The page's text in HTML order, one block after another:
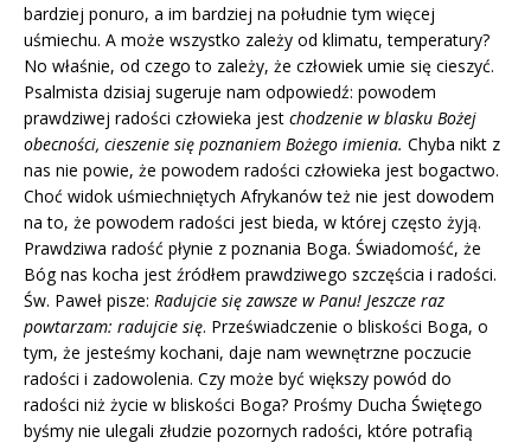
bardziej ponuro, a im bardziej na południe tym więcej
uśmiechu. A może wszystko zależy od klimatu, temperatury?
No właśnie, od czego to zależy, że człowiek umie się cieszyć.
Psalmista dzisiaj sugeruje nam odpowiedź: powodem
prawdziwej radości człowieka jest chodzenie w blasku Bożej
obecności, cieszenie się poznaniem Bożego imienia. Chyba nikt z
nas nie powie, że powodem radości człowieka jest bogactwo.
Choć widok uśmiechniętych Afrykanów też nie jest dowodem
na to, że powodem radości jest bieda, w której często żyją.
Prawdziwa radość płynie z poznania Boga. Świadomość, że
Bóg nas kocha jest źródłem prawdziwego szczęścia i radości.
Św. Paweł pisze: Radujcie się zawsze w Panu! Jeszcze raz
powtarzam: radujcie się. Przeświadczenie o bliskości Boga, o
tym, że jesteśmy kochani, daje nam wewnętrzne poczucie
radości i zadowolenia. Czy może być większy powód do
radości niż życie w bliskości Boga? Prośmy Ducha Świętego
byśmy nie ulegali złudzie pozornych radości, które potrafią